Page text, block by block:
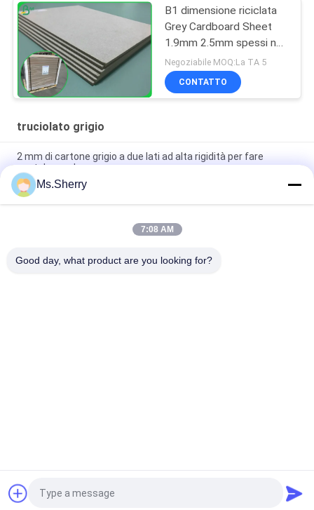
B1 dimensione riciclata
Grey Cardboard Sheet
1.9mm 2.5mm spessi nel
formato 70*100cm
Negoziabile MOQ:La TA 5
CONTATTO
truciolato grigio
2 mm di cartone grigio a due lati ad alta rigidità per fare
scatole regalo
Tutto Blu Colore Puzzle Jigsaw Cartone 1.5mm Blu Chipboard
Card Stock
Cartone di puzzle blu chiaro 1000gm 1.5mm Cartone solido
Richiedi un preventivo
Ms.Sherry
7:08 AM
Good day, what product are you looking for?